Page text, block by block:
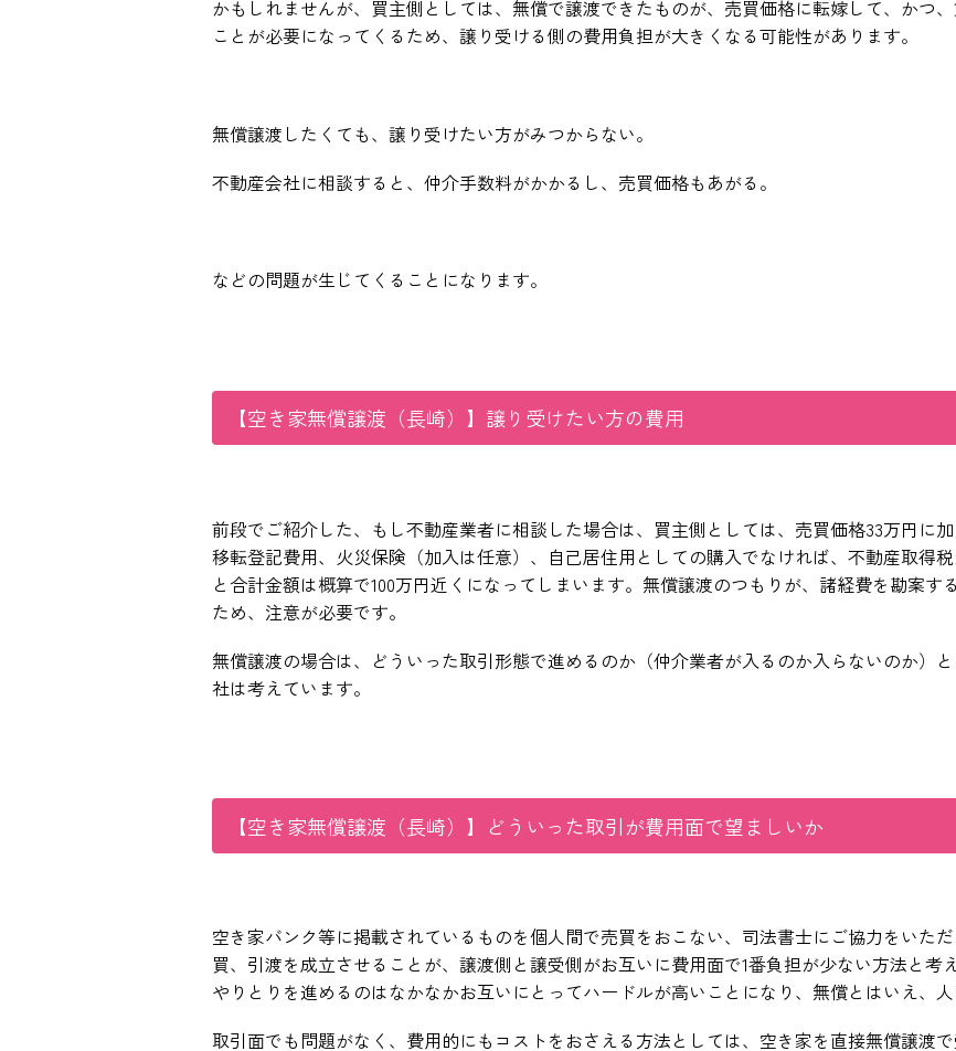
かもしれませんが、買主側としては、無償で譲渡できたものが、売買価格に転嫁して、かつ
ことが必要になってくるため、譲り受ける側の費用負担が大きくなる可能性があります。
無償譲渡したくても、譲り受けたい方がみつからない。
不動産会社に相談すると、仲介手数料がかかるし、売買価格もあがる。
などの問題が生じてくることになります。
【空き家無償譲渡（長崎）】譲り受けたい方の費用
前段でご紹介した、もし不動産業者に相談した場合は、買主側としては、売買価格33万円に
移転登記費用、火災保険（加入は任意）、自己居住用としての購入でなければ、不動産取得
と合計金額は概算で100万円近くになってしまいます。無償譲渡のつもりが、諸経費を勘案す
ため、注意が必要です。
無償譲渡の場合は、どういった取引形態で進めるのか（仲介業者が入るのか入らないのか）
社は考えています。
【空き家無償譲渡（長崎）】どういった取引が費用面で望ましいか
空き家バンク等に掲載されているものを個人間で売買をおこない、司法書士にご協力をいた
買、引渡を成立させることが、譲渡側と譲受側がお互いに費用面で1番負担が少ない方法と
やりとりを進めるのはなかなかお互いにとってハードルが高いことになり、無償とはいえ、
取引面でも問題がなく、費用的にもコストをおさえる方法としては、空き家を直接無償譲渡